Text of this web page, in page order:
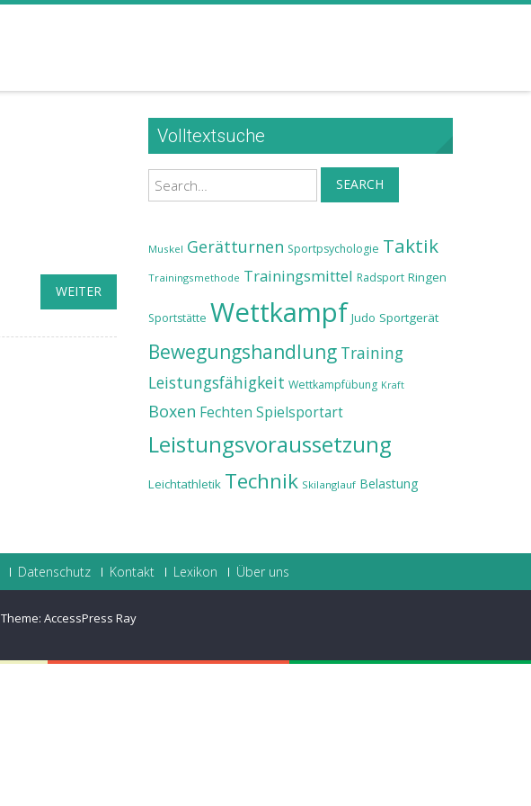
WEITER
Volltextsuche
Search SEARCH
Muskel Gerätturnen Sportpsychologie Taktik
Trainingsmethode Trainingsmittel Radsport Ringen
Sportstätte Wettkampf Judo Sportgerät
Bewegungshandlung Training
Leistungsfähigkeit Wettkampfübung Kraft
Boxen Fechten Spielsportart
Leistungsvoraussetzung
Leichtathletik Technik Skilanglauf Belastung
Datenschutz Kontakt Lexikon Über uns
Theme: AccessPress Ray